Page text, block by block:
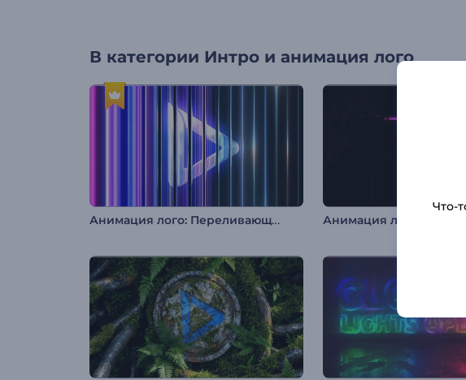
В категории Интро и анимация лого
Анимация лого: Переливающееся стекло Анимация лого:
Что-